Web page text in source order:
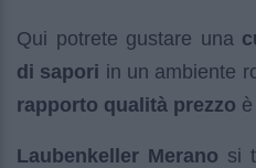
Qui potrete gustare una
di sapori in un ambiente
rapporto qualità prezzo
Laubenkeller Merano si